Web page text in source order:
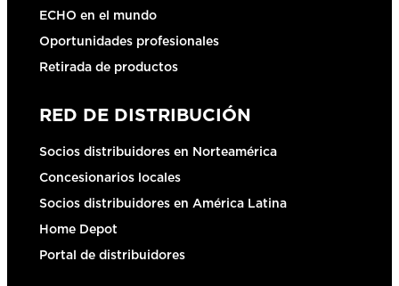
ECHO en el mundo
Oportunidades profesionales
Retirada de productos
RED DE DISTRIBUCIÓN
Socios distribuidores en Norteamérica
Concesionarios locales
Socios distribuidores en América Latina
Home Depot
Portal de distribuidores